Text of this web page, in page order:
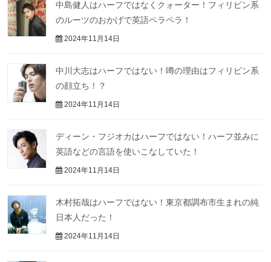
中島健人はハーフではなくクォーター！フィリピン系
のルーツのおかげで英語ペラペラ！
2024年11月14日
中川大志はハーフではない！噂の理由はフィリピン系
の顔立ち！？
2024年11月14日
ディーン・フジオカはハーフではない！ハーフ並みに
英語などの言語を使いこなしていた！
2024年11月14日
木村拓哉はハーフではない！東京都調布市生まれの純
日本人だった！
2024年11月14日